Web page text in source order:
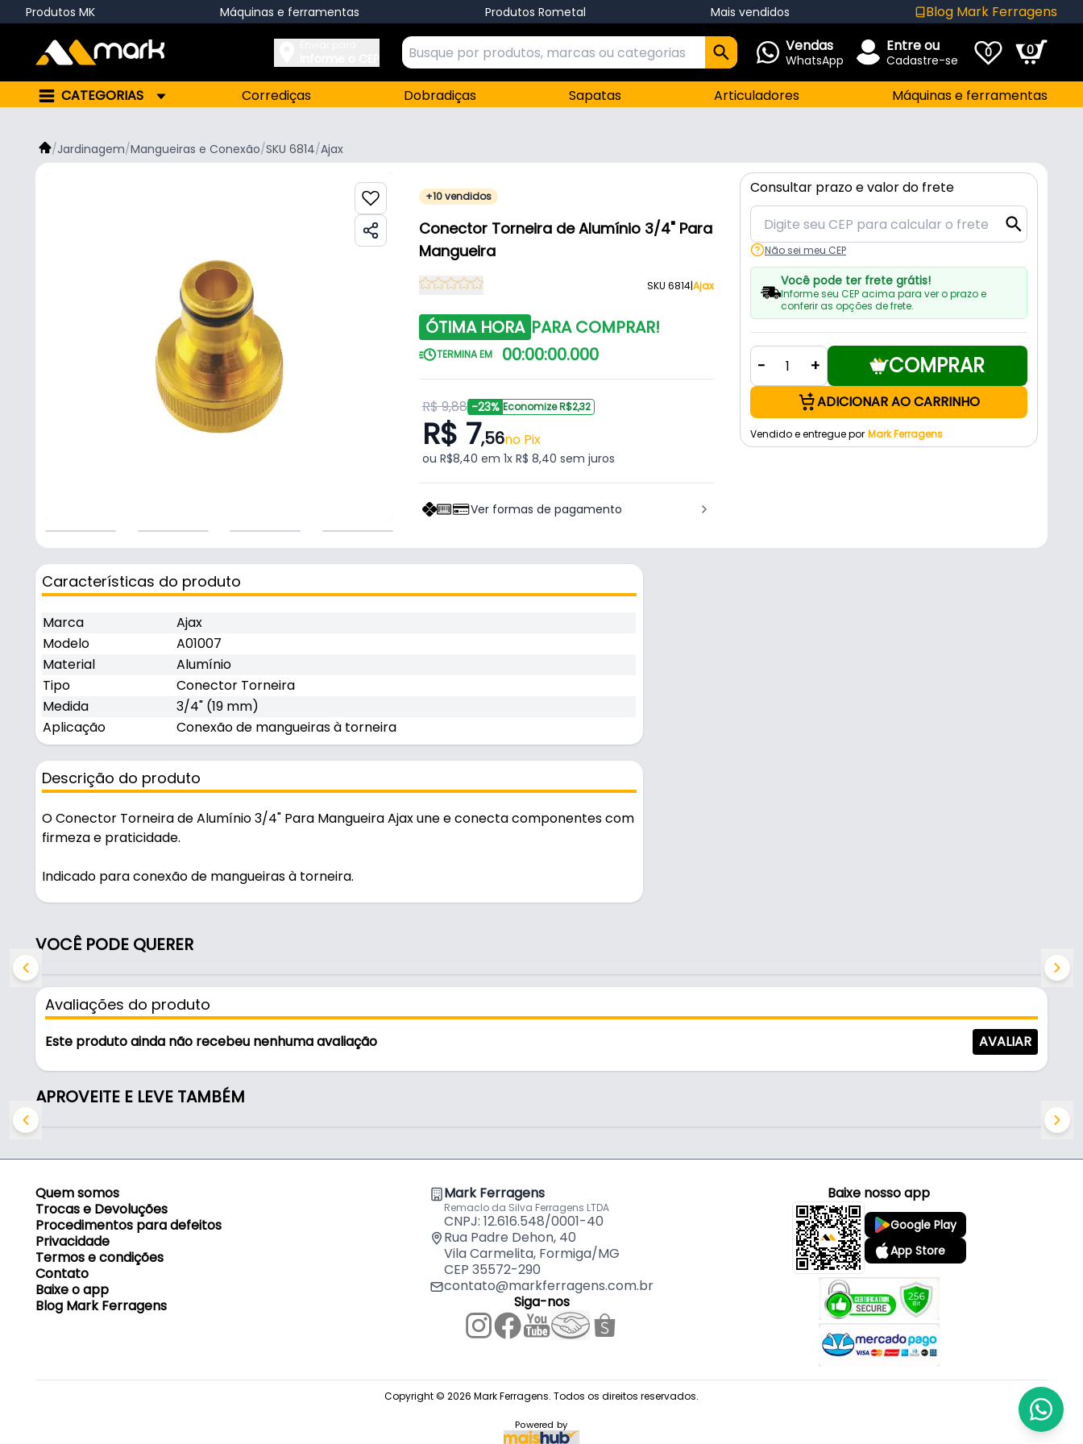
Produtos MK Máquinas e ferramentas Produtos Rometal Mais vendidos Blog Mark Ferragens
Vendas
WhatsApp
Entre ou
Cadastre-se 0 0
CATEGORIAS Corrediças Dobradiças Sapatas Articuladores Máquinas e ferramentas
/Jardinagem/Mangueiras e Conexão/SKU 6814/Ajax
+10 vendidos
Conector Torneira de Alumínio 3/4" Para
Mangueira
SKU 6814|Ajax
ÓTIMA HORA PARA COMPRAR!
TERMINA EM 00:00:00.000
R$ 9,88 -23% Economize R$2,32
R$ 7,56no Pix
ou R$8,40 em 1x R$ 8,40 sem juros
Ver formas de pagamento
Consultar prazo e valor do frete
Não sei meu CEP
Você pode ter frete grátis!
Informe seu CEP acima para ver o prazo e
conferir as opções de frete.
- + COMPRAR
ADICIONAR AO CARRINHO
Vendido e entregue por Mark Ferragens
Características do produto
Marca
Ajax
Modelo
A01007
Material
Alumínio
Tipo
Conector Torneira
Medida
3/4" (19 mm)
Aplicação
Conexão de mangueiras à torneira
Descrição do produto
O Conector Torneira de Alumínio 3/4" Para Mangueira Ajax une e conecta componentes com
firmeza e praticidade.
Indicado para conexão de mangueiras à torneira.
Características:
- Modelo: A01007
- Material: Alumínio
- Tipo: Conector Torneira
- Medida: 3/4" (19 mm)
- Aplicação: Conexão de mangueiras à torneira
Indicado para:
VOCÊ PODE QUERER
Avaliações do produto
Este produto ainda não recebeu nenhuma avaliação AVALIAR
APROVEITE E LEVE TAMBÉM
Quem somos
Trocas e Devoluções
Procedimentos para defeitos
Privacidade
Termos e condições
Contato
Baixe o app
Blog Mark Ferragens
Mark Ferragens
Remaclo da Silva Ferragens LTDA
CNPJ: 12.616.548/0001-40
Rua Padre Dehon, 40
Vila Carmelita, Formiga/MG
CEP 35572-290
contato@markferragens.com.br
Siga-nos
Baixe nosso app
Google Play
App Store
Copyright © 2026 Mark Ferragens. Todos os direitos reservados.
Powered by